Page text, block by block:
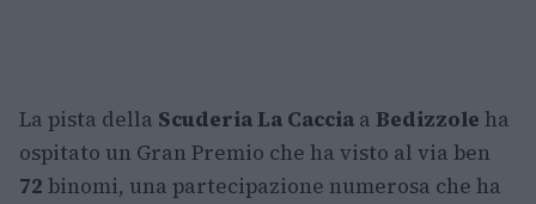
La pista della Scuderia La Caccia a Bedizzole ha
ospitato un Gran Premio che ha visto al via ben
72 binomi, una partecipazione numerosa che ha